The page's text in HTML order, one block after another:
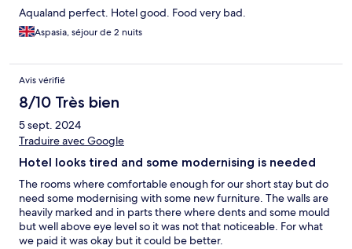
Aqualand perfect. Hotel good. Food very bad.
Aspasia, séjour de 2 nuits
Avis vérifié
8/10 Très bien
5 sept. 2024
Traduire avec Google
Hotel looks tired and some modernising is needed
The rooms where comfortable enough for our short stay but do
need some modernising with some new furniture. The walls are
heavily marked and in parts there where dents and some mould
but well above eye level so it was not that noticeable. For what
we paid it was okay but it could be better.